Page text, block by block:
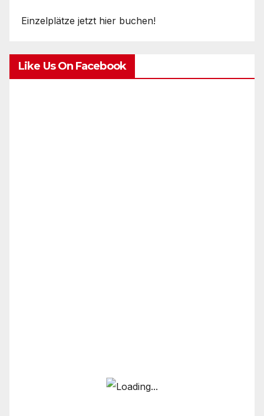
Einzelplätze jetzt hier buchen!
Like Us On Facebook